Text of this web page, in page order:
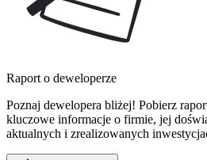
Raport o deweloperze
Poznaj dewelopera bliżej! Pobierz
kluczowe informacje o firmie, jej
aktualnych i zrealizowanych